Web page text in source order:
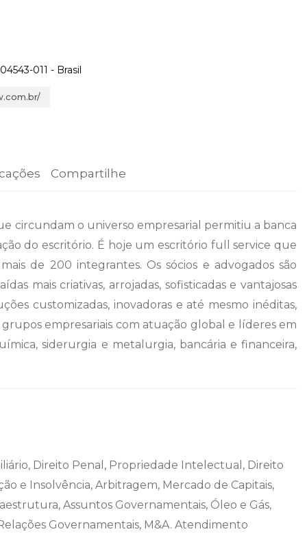
011 - Brasil
Compartilhe
circundam o universo empresarial permitiu a banca
do escritório. É hoje um escritório full service que
de 200 integrantes. Os sócios e advogados são
mais criativas, arrojadas, sofisticadas e vantajosas
customizadas, inovadoras e até mesmo inéditas,
empresariais com atuação global e líderes em
siderurgia e metalurgia, bancária e financeira,
Direito Penal, Propriedade Intelectual, Direito
e Insolvência, Arbitragem, Mercado de Capitais,
Assuntos Governamentais, Óleo e Gás,
Governamentais, M&A. Atendimento